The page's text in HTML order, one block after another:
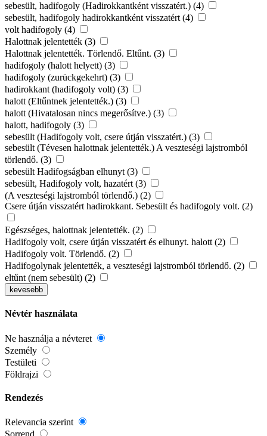
sebesült, hadifogoly (Hadirokkantként visszatért.) (4)
sebesült, hadifogoly hadirokkantként visszatért (4)
volt hadifogoly (4)
Halottnak jelentették (3)
Halottnak jelentették. Törlendő. Eltűnt. (3)
hadifogoly (halott helyett) (3)
hadifogoly (zurückgekehrt) (3)
hadirokkant (hadifogoly volt) (3)
halott (Eltűntnek jelentették.) (3)
halott (Hivatalosan nincs megerősítve.) (3)
halott, hadifogoly (3)
sebesült (Hadifogoly volt, csere útján visszatért.) (3)
sebesült (Tévesen halottnak jelentették.) A veszteségi lajstromból
törlendő. (3)
sebesült Hadifogságban elhunyt (3)
sebesült, Hadifogoly volt, hazatért (3)
(A veszteségi lajstromból törlendő.) (2)
Csere útján visszatért hadirokkant. Sebesült és hadifogoly volt. (2)
Egészséges, halottnak jelentették. (2)
Hadifogoly volt, csere útján visszatért és elhunyt. halott (2)
Hadifogoly volt. Törlendő. (2)
Hadifogolynak jelentették, a veszteségi lajstromból törlendő. (2)
eltűnt (nem sebesült) (2)
kevesebb
Névtér használata
Ne használja a névteret
Személy
Testületi
Földrajzi
Rendezés
Relevancia szerint